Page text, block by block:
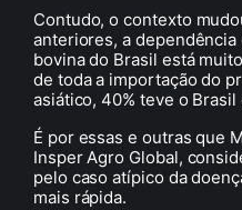
Contudo, o contexto
anteriores, a dependência
bovina do Brasil está
de toda a importação do
asiático, 40% teve o
É por essas e outras que
Insper Agro Global,
pelo caso atípico da
mais rápida.